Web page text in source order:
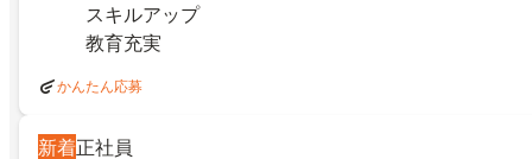
スキルアップ
教育充実
かんたん応募
新着正社員